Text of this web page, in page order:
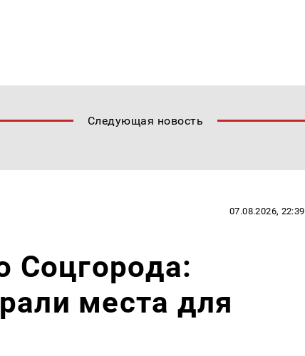
Следующая новость
07.08.2026, 22:39
Соцгорода:
места для